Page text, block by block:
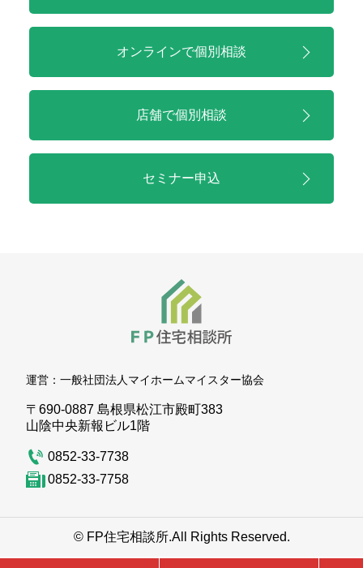
オンラインで個別相談
店舗で個別相談
セミナー申込
運営： 一般社団法人マイホームマイスター協会
〒690-0887 島根県松江市殿町383
山陰中央新報ビル1階
0852-33-7738
0852-33-7758
© FP住宅相談所.All Rights Reserved.